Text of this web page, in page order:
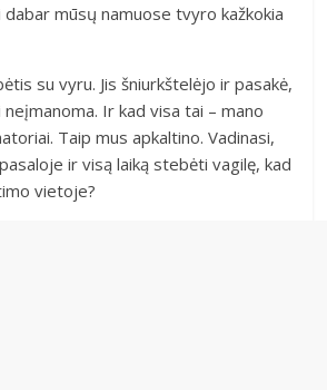
dabar mūsų namuose tvyro kažkokia
su vyru. Jis šniurkštelėjo ir pasakė,
Ir kad visa tai – mano
Taip mus apkaltino. Vadinasi,
ir visą laiką stebėti vagilę, kad
vietoje?